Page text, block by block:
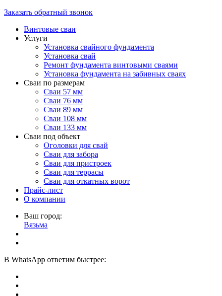
Заказать обратный звонок
Винтовые сваи
Услуги
Установка свайного фундамента
Установка свай
Ремонт фундамента винтовыми сваями
Установка фундамента на забивных сваях
Сваи по размерам
Сваи 57 мм
Сваи 76 мм
Сваи 89 мм
Сваи 108 мм
Сваи 133 мм
Сваи под объект
Оголовки для свай
Сваи для забора
Сваи для пристроек
Сваи для террасы
Сваи для откатных ворот
Прайс-лист
О компании
Ваш город:
Вязьма
В WhatsApp ответим быстрее: